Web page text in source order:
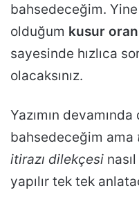
bahsedeceğim. Yine
olduğum kusur
sayesinde hızlıca
olacaksınız.
Yazımın
bahsedeceğim ama
itirazı dilekçesi
yapılır tek tek